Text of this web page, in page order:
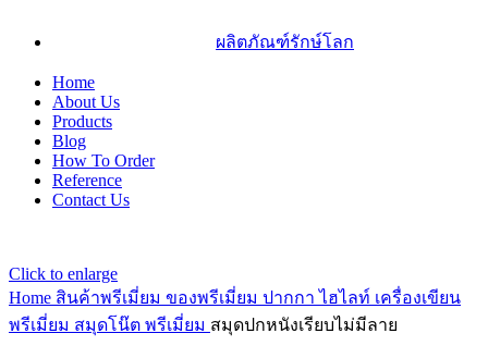
ผลิตภัณฑ์รักษ์โลก
Home
About Us
Products
Blog
How To Order
Reference
Contact Us
Click to enlarge
Home สินค้าพรีเมี่ยม ของพรีเมี่ยม ปากกา ไฮไลท์ เครื่องเขียน
พรีเมี่ยม สมุดโน๊ต พรีเมี่ยม สมุดปกหนังเรียบไม่มีลาย